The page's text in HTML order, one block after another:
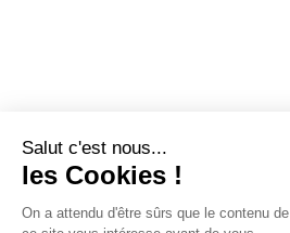
Salut c'est nous...
les Cookies !
On a attendu d'être sûrs que le contenu de